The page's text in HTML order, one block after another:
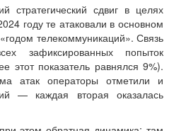
стратегический сдвиг в целях
году те атаковали в основном
телекоммуникаций». Связь
зафиксированных попыток
этот показатель равнялся 9%).
атак операторы отметили и
— каждая вторая оказалась